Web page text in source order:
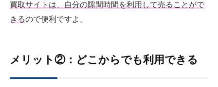
買取サイトは、自分の隙間時間を利用して売ることがで
きるので便利ですよ。
メリット②：どこからでも利用できる